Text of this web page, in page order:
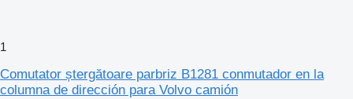
1
Comutator ștergătoare parbriz B1281 conmutador en la
columna de dirección para Volvo camión